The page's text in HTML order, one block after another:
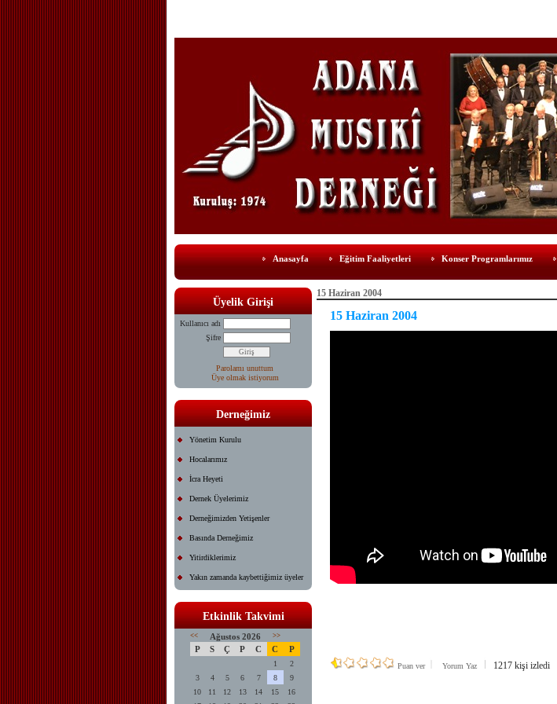
Anasayfa Eğitim Faaliyetleri Konser Programlarımız
Üyelik Girişi
Kullanıcı adı
Şifre
Parolamı unuttum
Üye olmak istiyorum
Derneğimiz
Yönetim Kurulu
Hocalarımız
İcra Heyeti
Dernek Üyelerimiz
Derneğimizden Yetişenler
Basında Derneğimiz
Yitirdiklerimiz
Yakın zamanda kaybettiğimiz üyeler
Etkinlik Takvimi
<< Ağustos 2026 >>
P S Ç P C C P
1
2
3
4 5 6 7 8
9
10
11 12 13 14 15
16
15 Haziran 2004
15 Haziran 2004
Puan ver Yorum Yaz 1217 kişi izledi